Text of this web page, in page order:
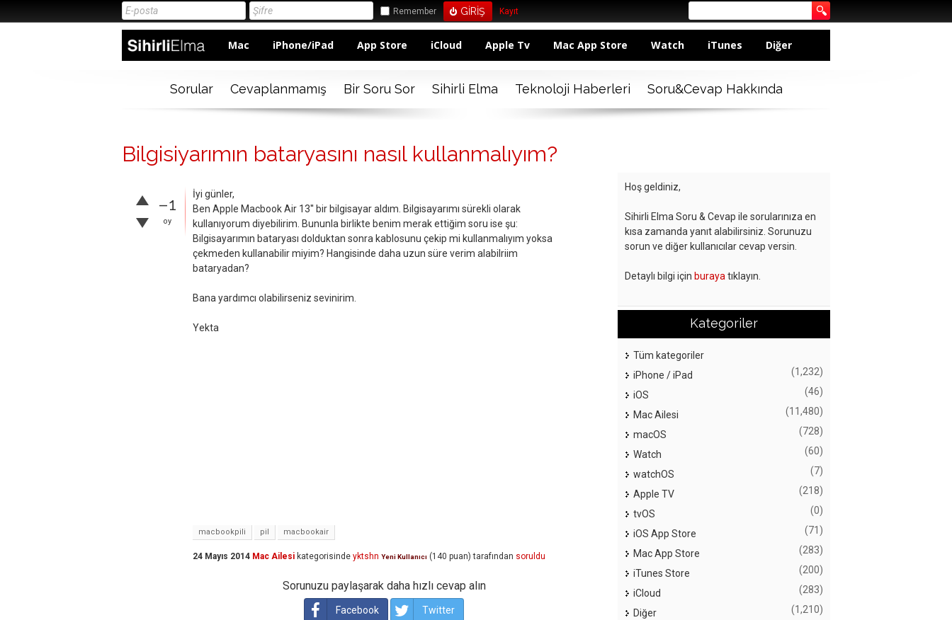
Remember Kayıt
Mac iPhone/iPad App Store iCloud Apple Tv Mac App Store Watch iTunes Diğer
Sorular Cevaplanmamış Bir Soru Sor Sihirli Elma Teknoloji Haberleri Soru&Cevap Hakkında
Bilgisiyarımın bataryasını nasıl kullanmalıyım?
–1
oy
İyi günler,
Ben Apple Macbook Air 13'' bir bilgisayar aldım. Bilgisayarımı sürekli olarak
kullanıyorum diyebilirim. Bununla birlikte benim merak ettiğim soru ise şu:
Bilgisayarımın bataryası dolduktan sonra kablosunu çekip mi kullanmalıyım yoksa
çekmeden kullanabilir miyim? Hangisinde daha uzun süre verim alabilriim
bataryadan?
Bana yardımcı olabilirseniz sevinirim.
Yekta
macbookpili pil macbookair
24 Mayıs 2014 Mac Ailesi kategorisinde yktshn Yeni Kullanıcı (140 puan) tarafından soruldu
Sorunuzu paylaşarak daha hızlı cevap alın
Facebook Twitter
Hoş geldiniz,
Sihirli Elma Soru & Cevap ile sorularınıza en
kısa zamanda yanıt alabilirsiniz. Sorunuzu
sorun ve diğer kullanıcılar cevap versin.
Detaylı bilgi için buraya tıklayın.
Kategoriler
Tüm kategoriler
iPhone / iPad
(1,232)
iOS (46)
Mac Ailesi (11,480)
macOS (728)
Watch (60)
watchOS (7)
Apple TV (218)
tvOS (0)
iOS App Store (71)
Mac App Store (283)
iTunes Store (200)
iCloud (283)
Diğer (1,210)